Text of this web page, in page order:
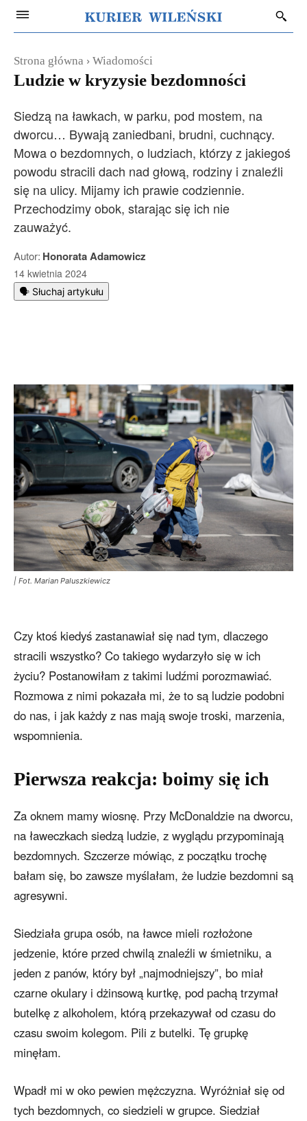
Strona główna Wiadomości
Ludzie w kryzysie bezdomności
Siedzą na ławkach, w parku, pod mostem, na
dworcu… Bywają zaniedbani, brudni, cuchnący.
Mowa o bezdomnych, o ludziach, którzy z jakiegoś
powodu stracili dach nad głową, rodziny i znaleźli
się na ulicy. Mijamy ich prawie codziennie.
Przechodzimy obok, starając się ich nie
zauważyć.
Autor: Honorata Adamowicz
14 kwietnia 2024
🗣️ Słuchaj artykułu
| Fot. Marian Paluszkiewicz
Czy ktoś kiedyś zastanawiał się nad tym, dlaczego
stracili wszystko? Co takiego wydarzyło się w ich
życiu? Postanowiłam z takimi ludźmi porozmawiać.
Rozmowa z nimi pokazała mi, że to są ludzie podobni
do nas, i jak każdy z nas mają swoje troski, marzenia,
wspomnienia.
Pierwsza reakcja: boimy się ich
Za oknem mamy wiosnę. Przy McDonaldzie na dworcu,
na ławeczkach siedzą ludzie, z wyglądu przypominają
bezdomnych. Szczerze mówiąc, z początku trochę
bałam się, bo zawsze myślałam, że ludzie bezdomni są
agresywni.
Siedziała grupa osób, na ławce mieli rozłożone
jedzenie, które przed chwilą znaleźli w śmietniku, a
jeden z panów, który był „najmodniejszy”, bo miał
czarne okulary i dżinsową kurtkę, pod pachą trzymał
butelkę z alkoholem, którą przekazywał od czasu do
czasu swoim kolegom. Pili z butelki. Tę grupkę
minęłam.
Wpadł mi w oko pewien mężczyzna. Wyróżniał się od
tych bezdomnych, co siedzieli w grupce. Siedział